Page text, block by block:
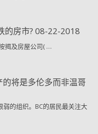
的房市? 08-22-2018
揭及房屋公司( …
将是多伦多而非温哥
弱的组织。BC的居民最关注大